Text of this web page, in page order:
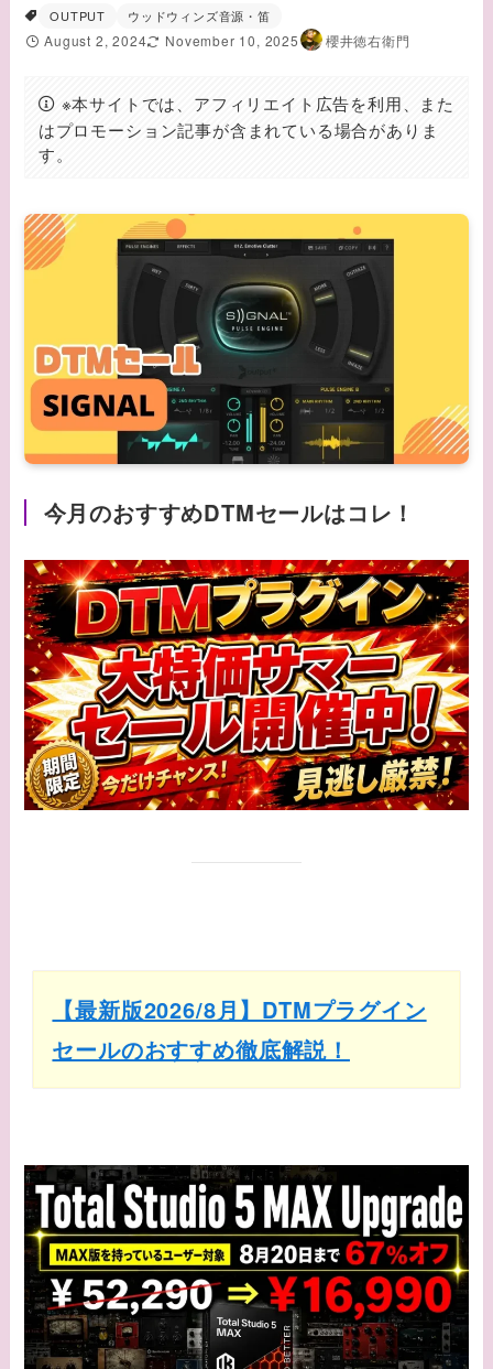
OUTPUT ウッドウィンズ音源・笛
August 2, 2024 November 10, 2025 櫻井徳右衛門
※本サイトでは、アフィリエイト広告を利用、また
はプロモーション記事が含まれている場合がありま
す。
今月のおすすめDTMセールはコレ！
【最新版2026/8月】DTMプラグイン
セールのおすすめ徹底解説！